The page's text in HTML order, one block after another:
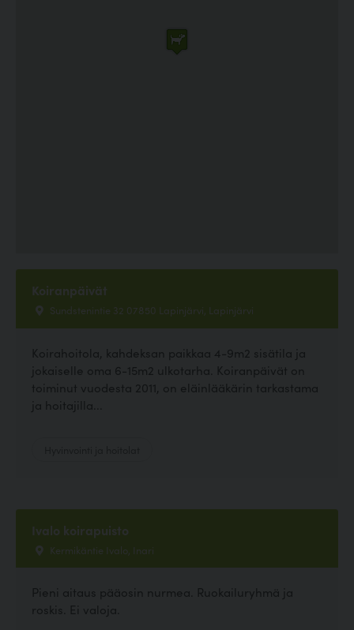
Koiranpäivät
Sundstenintie 32 07850 Lapinjärvi, Lapinjärvi
Koirahoitola, kahdeksan paikkaa 4-9m2 sisätila ja
jokaiselle oma 6-15m2 ulkotarha. Koiranpäivät on
toiminut vuodesta 2011, on eläinlääkärin tarkastama
ja hoitajilla...
Ivalo koirapuisto
Kermikäntie Ivalo, Inari
Pieni aitaus pääosin nurmea. Ruokailuryhmä ja
roskis. Ei valoja.